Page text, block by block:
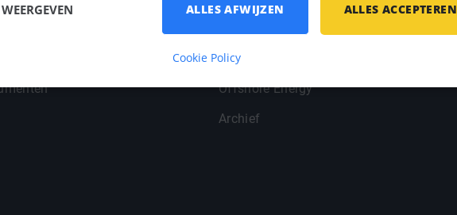
Scheepsbouw
Offshore Energy
Archief
ALLES ACCEPTEREN
ALLES AFWIJZEN
Cookie Policy